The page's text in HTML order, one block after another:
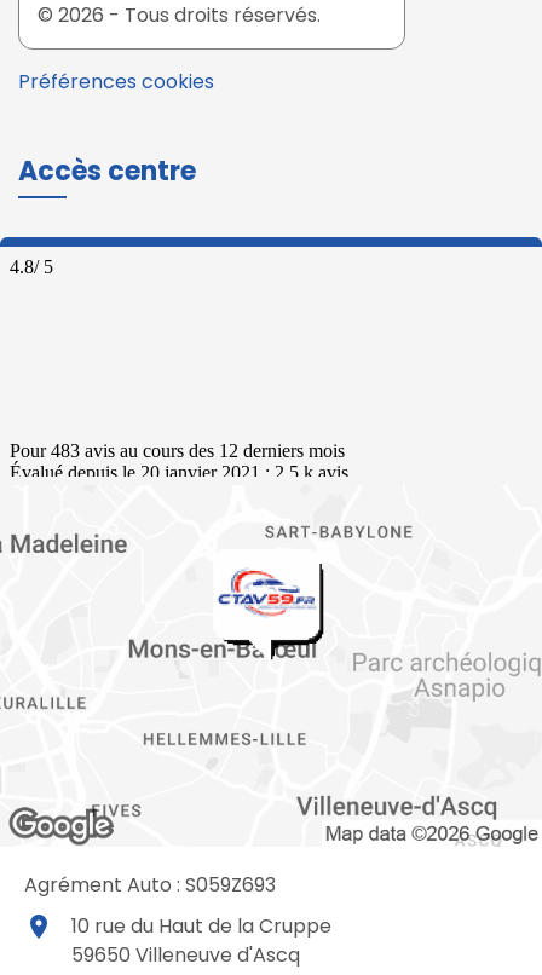
© 2026 - Tous droits réservés.
Préférences cookies
Accès centre
Agrément Auto : S059Z693
place
10 rue du Haut de la Cruppe
59650 Villeneuve d'Ascq